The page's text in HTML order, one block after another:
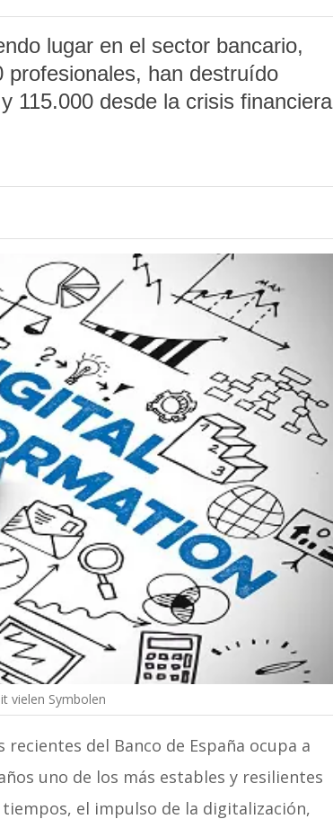
lugar en el sector bancario,
han destruído
115.000 desde la crisis financiera
vielen Symbolen
del Banco de España ocupa a
uno de los más estables y resilientes
el impulso de la digitalización,